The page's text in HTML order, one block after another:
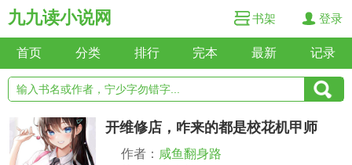
九九读小说网 书架 登录
首页 分类 排行 完本 最新 记录
开维修店，咋来的都是校花机甲师
作者： 咸鱼翻身路